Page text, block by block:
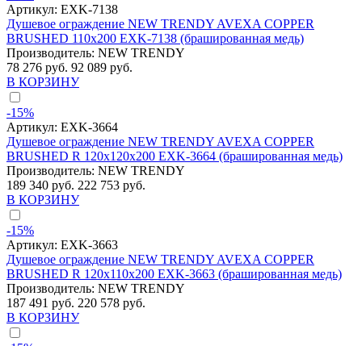
Артикул: EXK-7138
Душевое ограждение NEW TRENDY AVEXA COPPER
BRUSHED 110x200 EXK-7138 (брашированная медь)
Производитель: NEW TRENDY
78 276 руб. 92 089 руб.
В КОРЗИНУ
-15%
Артикул: EXK-3664
Душевое ограждение NEW TRENDY AVEXA COPPER
BRUSHED R 120x120x200 EXK-3664 (брашированная медь)
Производитель: NEW TRENDY
189 340 руб. 222 753 руб.
В КОРЗИНУ
-15%
Артикул: EXK-3663
Душевое ограждение NEW TRENDY AVEXA COPPER
BRUSHED R 120x110x200 EXK-3663 (брашированная медь)
Производитель: NEW TRENDY
187 491 руб. 220 578 руб.
В КОРЗИНУ